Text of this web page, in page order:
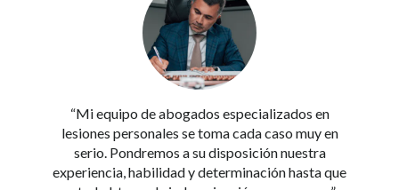
“Mi equipo de abogados especializados en
lesiones personales se toma cada caso muy en
serio. Pondremos a su disposición nuestra
experiencia, habilidad y determinación hasta que